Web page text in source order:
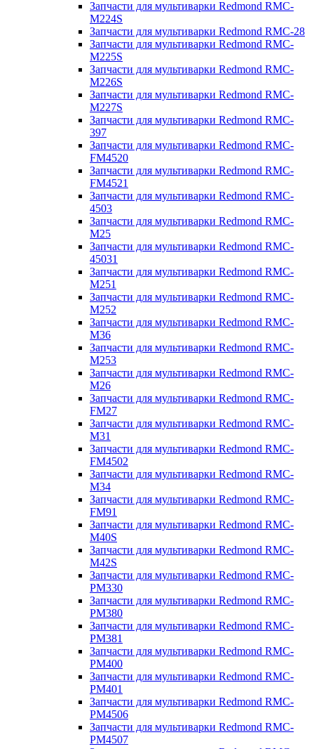
Запчасти для мультиварки Redmond RMC-
M224S
Запчасти для мультиварки Redmond RMC-28
Запчасти для мультиварки Redmond RMC-
M225S
Запчасти для мультиварки Redmond RMC-
M226S
Запчасти для мультиварки Redmond RMC-
M227S
Запчасти для мультиварки Redmond RMC-
397
Запчасти для мультиварки Redmond RMC-
FM4520
Запчасти для мультиварки Redmond RMC-
FM4521
Запчасти для мультиварки Redmond RMC-
4503
Запчасти для мультиварки Redmond RMC-
M25
Запчасти для мультиварки Redmond RMC-
45031
Запчасти для мультиварки Redmond RMC-
M251
Запчасти для мультиварки Redmond RMC-
M252
Запчасти для мультиварки Redmond RMC-
M36
Запчасти для мультиварки Redmond RMC-
M253
Запчасти для мультиварки Redmond RMC-
M26
Запчасти для мультиварки Redmond RMC-
FM27
Запчасти для мультиварки Redmond RMC-
M31
Запчасти для мультиварки Redmond RMC-
FM4502
Запчасти для мультиварки Redmond RMC-
M34
Запчасти для мультиварки Redmond RMC-
FM91
Запчасти для мультиварки Redmond RMC-
M40S
Запчасти для мультиварки Redmond RMC-
M42S
Запчасти для мультиварки Redmond RMC-
PM330
Запчасти для мультиварки Redmond RMC-
PM380
Запчасти для мультиварки Redmond RMC-
PM381
Запчасти для мультиварки Redmond RMC-
PM400
Запчасти для мультиварки Redmond RMC-
PM401
Запчасти для мультиварки Redmond RMC-
PM4506
Запчасти для мультиварки Redmond RMC-
PM4507